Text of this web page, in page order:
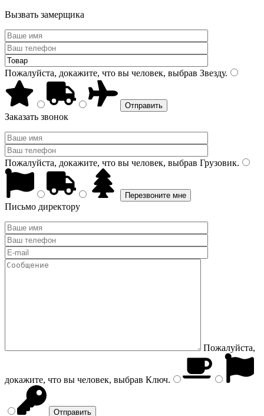
Вызвать замерщика
Пожалуйста, докажите, что вы человек, выбрав Звезду.
Заказать звонок
Пожалуйста, докажите, что вы человек, выбрав Грузовик.
Письмо директору
Пожалуйста,
докажите, что вы человек, выбрав Ключ.